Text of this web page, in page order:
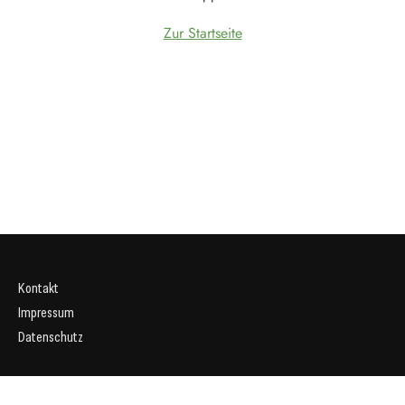
Zur Startseite
Kontakt
Impressum
Datenschutz